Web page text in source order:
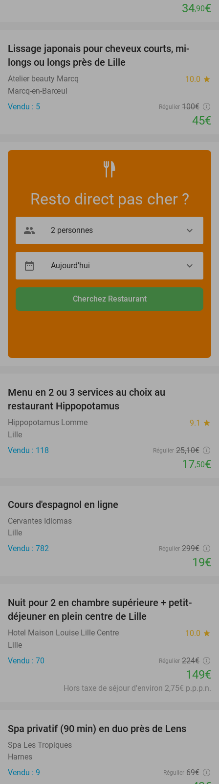
34,90€
55%
Lissage japonais pour cheveux courts, mi-
longs ou longs près de Lille
Atelier beauty Marcq 10.0 star
Marcq-en-Barœul
Vendu : 5
Régulier 100€
45€
Resto direct pas cher ?
Cherchez Restaurant
Menu en 2 ou 3 services au choix au
restaurant Hippopotamus
Hippopotamus Lomme 9.1 star
Lille
Vendu : 118
Régulier 25,10€
17,50€
Cours d'espagnol en ligne
Cervantes Idiomas
Lille
Vendu : 782
Régulier 299€
19€
33%
Nuit pour 2 en chambre supérieure + petit-
déjeuner en plein centre de Lille
Hotel Maison Louise Lille Centre 10.0 star
Lille
Vendu : 70
Régulier 224€
149€
Hors taxe de séjour d'environ 2,75€ p.p.p.n.
Spa privatif (90 min) en duo près de Lens
Spa Les Tropiques
Harnes
Vendu : 9
Régulier 69€